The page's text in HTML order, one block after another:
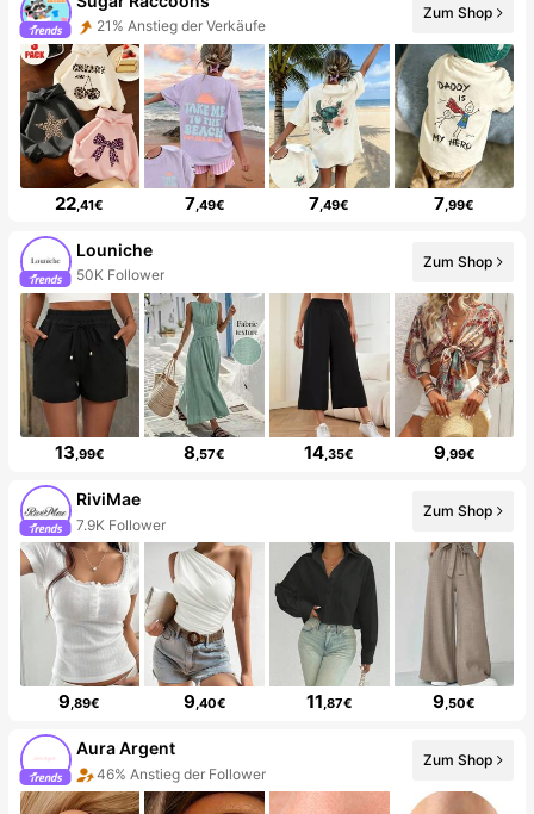
21% Anstieg der Verkäufe
Zum Shop
22,41€ 7,49€ 7,49€ 7,99€
Louniche
50K Follower
Zum Shop
13,99€ 8,57€ 14,35€ 9,99€
RiviMae
7.9K Follower
Zum Shop
9,89€ 9,40€ 11,87€ 9,50€
Aura Argent
46% Anstieg der Follower
Zum Shop